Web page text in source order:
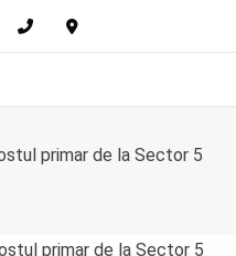
primar de la Sector 5